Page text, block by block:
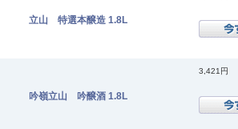
立山 特選本醸造 1.8L
吟嶺立山 吟醸酒 1.8L
3,421円